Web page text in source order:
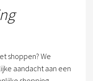
shoppen? We
aandacht aan een